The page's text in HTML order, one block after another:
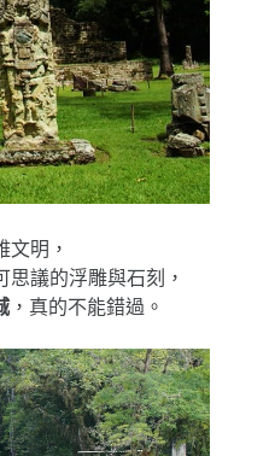
文明，
議的浮雕與石刻，
，真的不能錯過。